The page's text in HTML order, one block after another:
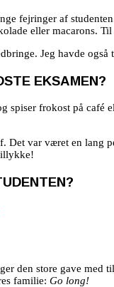
fejringer af
eller macarons.
Jeg havde
EKSAMEN?
spiser frokost på café
Det var været en lang
den store gave med
familie: Go long!